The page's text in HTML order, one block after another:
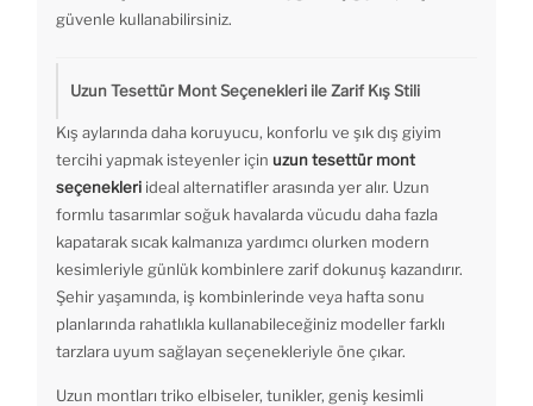
güvenle kullanabilirsiniz.
Uzun Tesettür Mont Seçenekleri ile Zarif Kış Stili
Kış aylarında daha koruyucu, konforlu ve şık dış giyim
tercihi yapmak isteyenler için uzun tesettür mont
seçenekleri ideal alternatifler arasında yer alır. Uzun
formlu tasarımlar soğuk havalarda vücudu daha fazla
kapatarak sıcak kalmanıza yardımcı olurken modern
kesimleriyle günlük kombinlere zarif dokunuş kazandırır.
Şehir yaşamında, iş kombinlerinde veya hafta sonu
planlarında rahatlıkla kullanabileceğiniz modeller farklı
tarzlara uyum sağlayan seçenekleriyle öne çıkar.
Uzun montları triko elbiseler, tunikler, geniş kesimli